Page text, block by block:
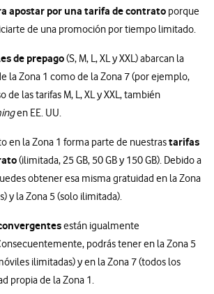
apostar por una tarifa de contrato porque
de una promoción por tiempo limitado.
de prepago(S, M, L, XL y XXL) abarcan la
la Zona 1 como de la Zona 7 (por ejemplo,
de las tarifas M, L, XL y XXL, también
en EE. UU.
en la Zona 1 forma parte de nuestrastarifas
(ilimitada, 25 GB, 50 GB y 150 GB). Debido a
obtener esa misma gratuidad en la Zona
y la Zona 5 (solo ilimitada).
están igualmente
podrás tener en la Zona 5
ilimitadas) y en la Zona 7 (todos los
propia de la Zona 1.